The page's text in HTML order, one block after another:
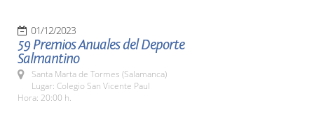
01/12/2023
59 Premios Anuales del Deporte
Salmantino
Santa Marta de Tormes (Salamanca)
Lugar: Colegio San Vicente Paul
Hora: 20:00 h.